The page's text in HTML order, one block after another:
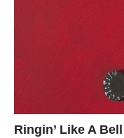
Ringin’ Like A Bell